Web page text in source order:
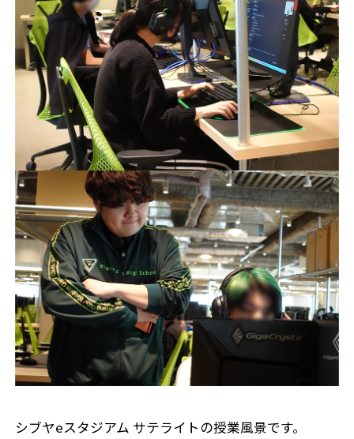
シブヤeスタジアム サテライトの授業風景です。